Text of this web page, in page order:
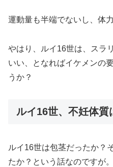
運動量も半端でないし、体
やはり、ルイ16世は、スラ
いい、となればイケメンの
うか？
ルイ16世、不妊体質
ルイ16世は包茎だったか？
たか？という話なのですが。